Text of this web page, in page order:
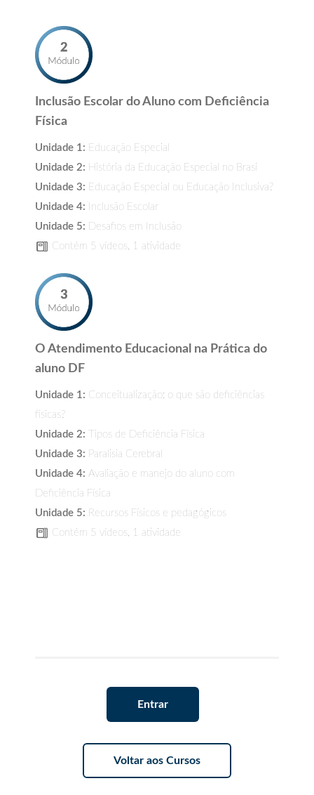
Inclusão Escolar do Aluno com Deficiência
Física
Unidade 1: Educação Especial
Unidade 2: História da Educação Especial no Brasi
Unidade 3: Educação Especial ou Educação Inclusiva?
Unidade 4: Inclusão Escolar
Unidade 5: Desafios em Inclusão
Contém 5 vídeos, 1 atividade
O Atendimento Educacional na Prática do
aluno DF
Unidade 1: Conceitualização: o que são deficiências
físicas?
Unidade 2: Tipos de Deficiência Física
Unidade 3: Paralisia Cerebral
Unidade 4: Avaliação e manejo do aluno com
Deficiência Física
Unidade 5: Recursos Físicos e pedagógicos
Contém 5 vídeos, 1 atividade
Entrar
Voltar aos Cursos